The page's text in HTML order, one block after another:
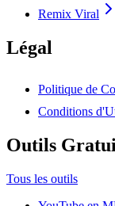
Remix Viral
Légal
Politique de
Conditions
Outils
Tous les outils